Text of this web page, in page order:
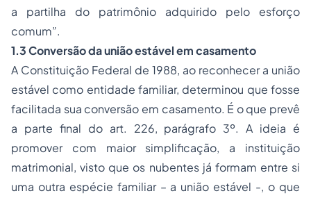
a partilha do patrimônio adquirido pelo esforço
comum”.
1.3 Conversão da união estável em casamento
A Constituição Federal de 1988, ao reconhecer a união
estável como entidade familiar, determinou que fosse
facilitada sua conversão em casamento. É o que prevê
a parte final do art. 226, parágrafo 3º. A ideia é
promover com maior simplificação, a instituição
matrimonial, visto que os nubentes já formam entre si
uma outra espécie familiar – a união estável -, o que